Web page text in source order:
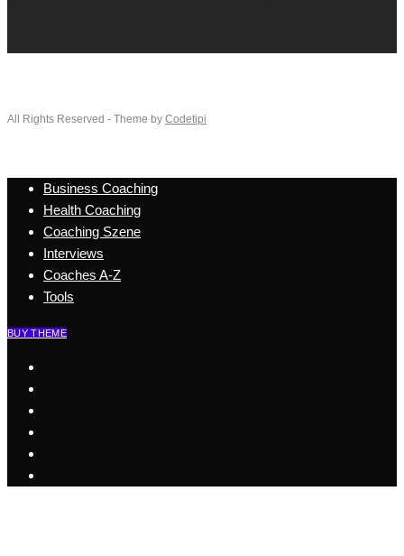
All Rights Reserved - Theme by Codetipi
Business Coaching
Health Coaching
Coaching Szene
Interviews
Coaches A-Z
Tools
BUY THEME